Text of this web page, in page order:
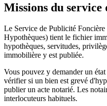
Missions du
Le Service de Publicité
Hypothèques) tient le fichier
hypothèques, servitudes,
immobilière y est publiée.
Vous pouvez y demander un
vérifier si un bien est grevé
publier un acte notarié. Les
interlocuteurs habituels.